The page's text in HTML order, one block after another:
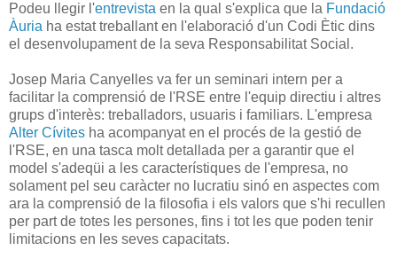
Podeu llegir l'entrevista en la qual s'explica que la Fundació
Àuria ha estat treballant en l'elaboració d'un Codi Ètic dins
el desenvolupament de la seva Responsabilitat Social.
Josep Maria Canyelles va fer un seminari intern per a
facilitar la comprensió de l'RSE entre l'equip directiu i altres
grups d'interès: treballadors, usuaris i familiars. L'empresa
Alter Cívites ha acompanyat en el procés de la gestió de
l'RSE, en una tasca molt detallada per a garantir que el
model s'adeqüi a les característiques de l'empresa, no
solament pel seu caràcter no lucratiu sinó en aspectes com
ara la comprensió de la filosofia i els valors que s'hi recullen
per part de totes les persones, fins i tot les que poden tenir
limitacions en les seves capacitats.